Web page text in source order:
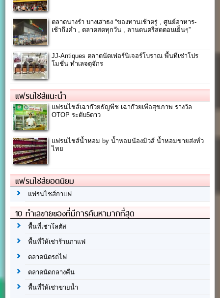
ตลาดนางรำ บางเสาธง “ของทานเช้าตรู่ , ศูนย์อาหาร-
เช้าถึงค่ำ , ตลาดสดทุกวัน , ลานดนตรีสดตอนเย็นๆ”
JJ-Antiques ตลาดนัดเฟอร์นิเจอร์โบราณ พื้นที่เช่าโปร
โมชั่น ทำเลจตุจักร
แฟรนไชส์แนะนำ
แฟรนไชส์เฉาก๊วยธัญพืช เฉาก๊วยเพื่อสุขภาพ รางวัล
OTOP ระดับ5ดาว
แฟรนไชส์น้ำหอม by น้ำหอมน้องมิวส์ น้ำหอมขายส่งทั่ว
ไทย
แฟรนไชส์ยอดนิยม
แฟรนไชส์กาแฟ
10 ทำเลขายของที่มีการค้นหามากที่สุด
พื้นที่เช่าโลตัส
พื้นที่ให้เช่าร้านกาแฟ
ตลาดนัดรถไฟ
ตลาดนัดกลางคืน
พื้นที่ให้เช่าขายน้ำ